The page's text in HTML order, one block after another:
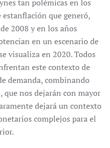
tan polémicas en los
estanflación que generó,
2008 y en los años
en un escenario de
visualiza en 2020. Todos
este contexto de
demanda, combinando
que nos dejarán con mayor
dejará un contexto
complejos para el